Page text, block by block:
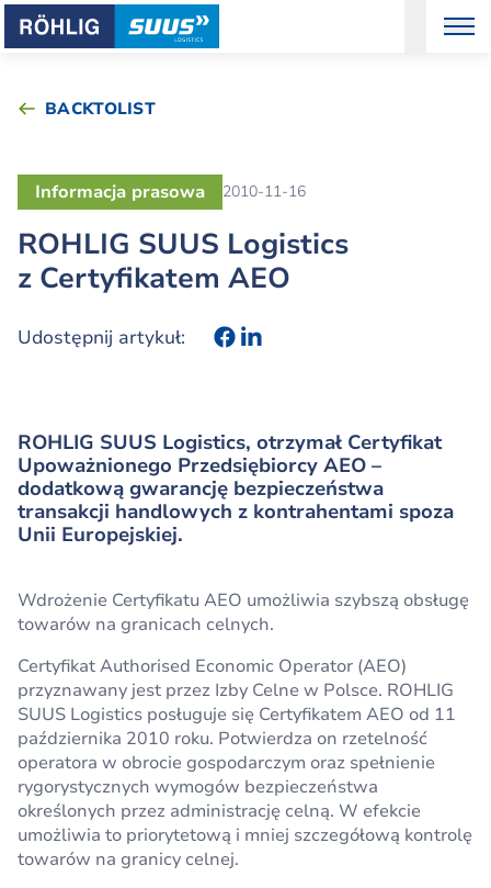
BACKTOLIST
ROHLIG SUUS Logistics
z Certyfikatem AEO
Informacja prasowa 2010-11-16
Udostępnij artykuł:
ROHLIG SUUS Logistics, otrzymał Certyfikat
Upoważnionego Przedsiębiorcy AEO –
dodatkową gwarancję bezpieczeństwa
transakcji handlowych z kontrahentami spoza
Unii Europejskiej.
Wdrożenie Certyfikatu AEO umożliwia szybszą obsługę
towarów na granicach celnych.
Certyfikat Authorised Economic Operator (AEO)
przyznawany jest przez Izby Celne w Polsce. ROHLIG
SUUS Logistics posługuje się Certyfikatem AEO od 11
października 2010 roku. Potwierdza on rzetelność
operatora w obrocie gospodarczym oraz spełnienie
rygorystycznych wymogów bezpieczeństwa
określonych przez administrację celną. W efekcie
umożliwia to priorytetową i mniej szczegółową kontrolę
towarów na granicy celnej.